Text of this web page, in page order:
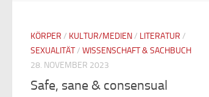
KÖRPER / KULTUR/MEDIEN/ LITERATUR /
SEXUALITÄT/ WISSENSCHAFT & SACHBUCH
28. NOVEMBER 2023
Safe, sane & consensual